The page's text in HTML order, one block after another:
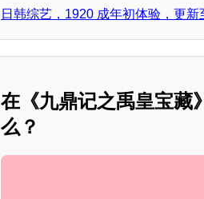
日韩综艺，1920 成年初体验，更新
在《九鼎记之禹皇宝藏
么？